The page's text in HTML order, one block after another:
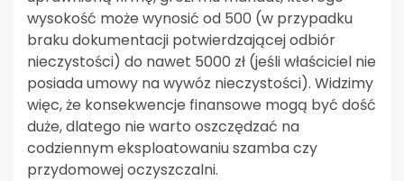
wysokość może wynosić od 500 (w przypadku
braku dokumentacji potwierdzającej odbiór
nieczystości) do nawet 5000 zł (jeśli właściciel nie
posiada umowy na wywóz nieczystości). Widzimy
więc, że konsekwencje finansowe mogą być dość
duże, dlatego nie warto oszczędzać na
codziennym eksploatowaniu szamba czy
przydomowej oczyszczalni.